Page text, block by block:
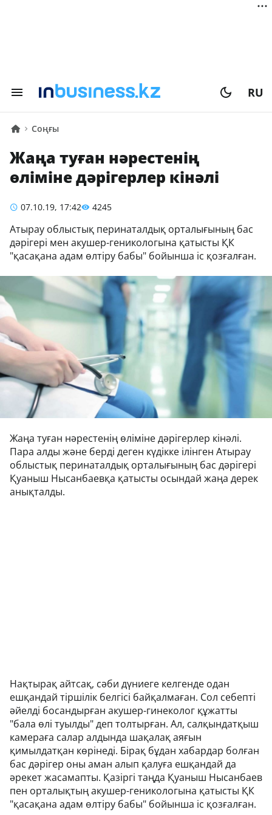
RU
Соңғы
Жаңа туған нәрестенің
өліміне дәрігерлер кінәлі
07.10.19, 17:42 4245
Атырау облыстық перинаталдық орталығының бас
дәрігері мен акушер-геникологына қатысты ҚК
"қасақана адам өлтіру бабы" бойынша іс қозғалған.
Жаңа туған нәрестенің өліміне дәрігерлер кінәлі.
Пара алды және берді деген күдікке ілінген Атырау
облыстық перинаталдық орталығының бас дәрігері
Қуаныш Нысанбаевқа қатысты осындай жаңа дерек
анықталды.
Нақтырақ айтсақ, сәби дүниеге келгенде одан
ешқандай тіршілік белгісі байқалмаған. Сол себепті
әйелді босандырған акушер-гинеколог құжатты
"бала өлі туылды" деп толтырған. Ал, салқындатқыш
камераға салар алдында шақалақ аяғын
қимылдатқан көрінеді. Бірақ бұдан хабардар болған
бас дәрігер оны аман алып қалуға ешқандай да
әрекет жасамапты. Қазіргі таңда Қуаныш Нысанбаев
пен орталықтың акушер-геникологына қатысты ҚК
"қасақана адам өлтіру бабы" бойынша іс қозғалған.